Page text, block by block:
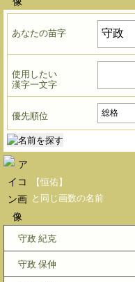
あなたの苗字
使用したい
漢字一文字
優先順位
【恒佑】
と同じ画数の名前
守政 紀克
守政 保伸